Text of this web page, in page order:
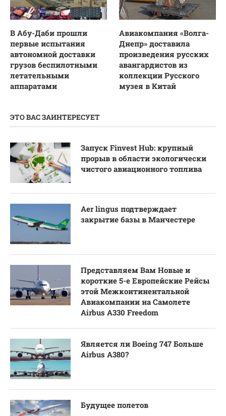
В Абу-Даби прошли
первые испытания
автономной доставки
грузов беспилотными
летательными
аппаратами
Авиакомпания «Волга-
Днепр» доставила
произведения русских
авангардистов из
коллекции Русского
музея в Китай
ЭТО ВАС ЗАИНТЕРЕСУЕТ
Запуск Finvest Hub: крупный
прорыв в области экологически
чистого авиационного топлива
Aer lingus подтверждает
закрытие базы в Манчестере
Представляем Вам Новые и
короткие 5-е Европейские Рейсы
этой Межконтинентальной
Авиакомпании на Самолете
Airbus A330 Freedom
Является ли Boeing 747 Больше
Airbus A380?
Будущее полетов